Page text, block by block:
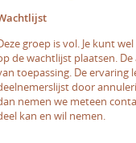
groep is vol. Je kunt
de wachtlijst plaatsen.
toepassing. De ervaring
door
nemen we meteen
kan en wil nemen.